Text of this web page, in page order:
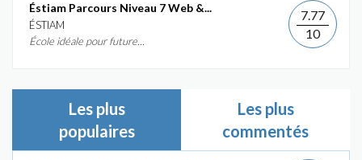
Éstiam Parcours Niveau 7 Web &...
ÉSTIAM
École idéale pour future...
7.77
10
Les plus
populaires
Les plus
commentés